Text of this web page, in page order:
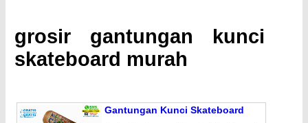
grosir gantungan kunci
skateboard murah
Gantungan Kunci Skateboard